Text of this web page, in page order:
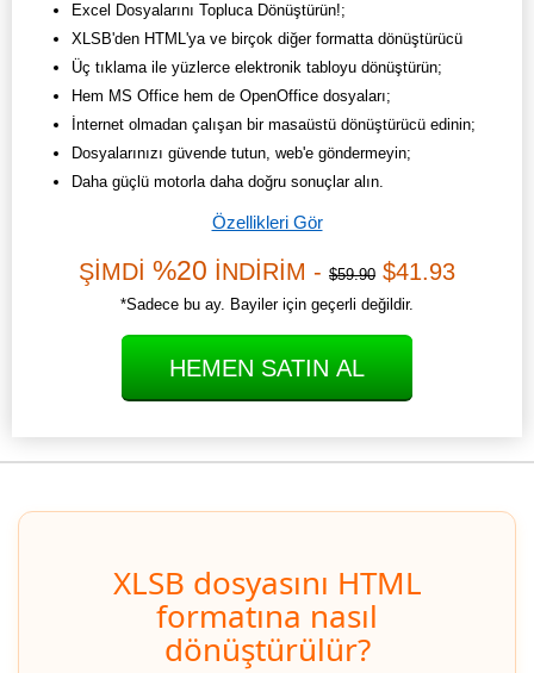
Excel Dosyalarını Topluca Dönüştürün!;
XLSB'den HTML'ya ve birçok diğer formatta dönüştürücü
Üç tıklama ile yüzlerce elektronik tabloyu dönüştürün;
Hem MS Office hem de OpenOffice dosyaları;
İnternet olmadan çalışan bir masaüstü dönüştürücü edinin;
Dosyalarınızı güvende tutun, web'e göndermeyin;
Daha güçlü motorla daha doğru sonuçlar alın.
Özellikleri Gör
ŞİMDİ %20 İNDİRİM - $59.90 $41.93
*Sadece bu ay. Bayiler için geçerli değildir.
HEMEN SATIN AL
XLSB dosyasını HTML
formatına nasıl
dönüştürülür?